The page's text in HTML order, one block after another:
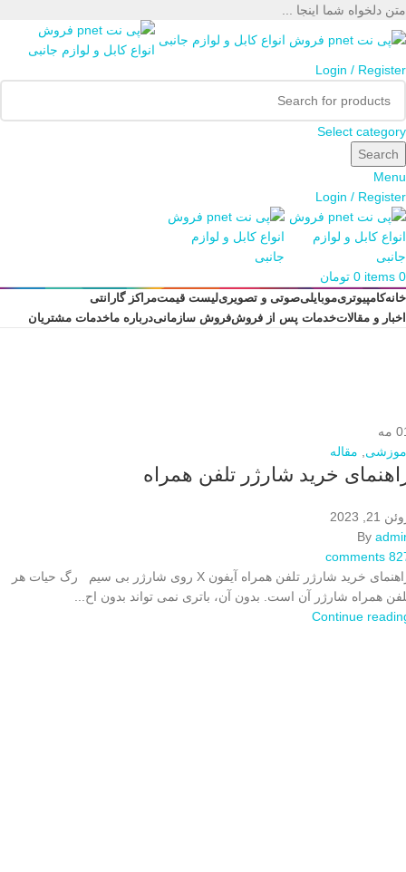
متن دلخواه شما اینجا ...
Login / Register
Select category
Search
Menu
Login / Register
0
items
0 تومان
خانهکامپیوتریموبایلیصوتی و تصویریلیست قیمتمراکز گارانتی
اخبار و مقالاتخدمات پس از فروشفروش سازمانیدرباره ماخدمات مشتریان
مه
مقاله
خرید شارژر تلفن همراه
21, 2023
By
comments
راهنمای خرید شارژر تلفن همراه آیفون X روی شارژر بی سیم رگ حیات هر
همراه شارژر آن است. بدون آن، باتری نمی تواند بدون اح...
Continue